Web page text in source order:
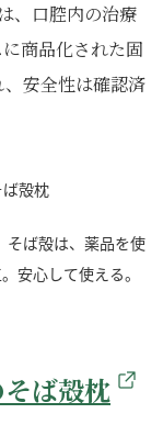
、口腔内の治療
商品化された固
安全性は確認済
そば殻は、薬品を使
安心して使える。
ば殻枕